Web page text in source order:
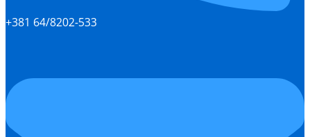
+381 64/8202-533